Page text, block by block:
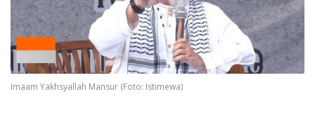
Imaam Yakhsyallah Mansur (Foto: Istimewa)